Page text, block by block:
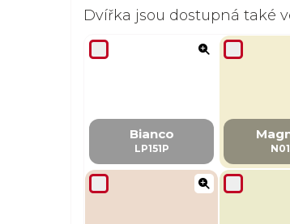
Dvířka jsou dostupná také
Bianco
LP151P